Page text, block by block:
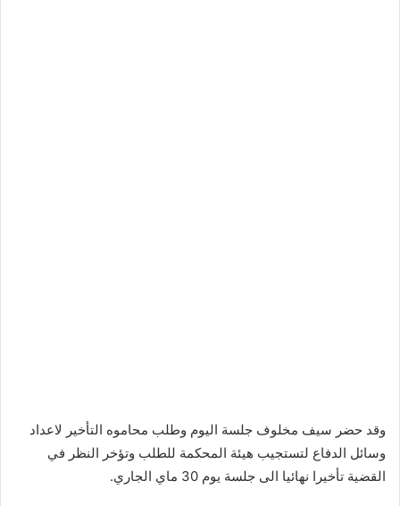
وقد حضر سيف مخلوف جلسة اليوم وطلب محاموه التأخير لاعداد
وسائل الدفاع لتستجيب هيئة المحكمة للطلب وتؤخر النظر في
القضية تأخيرا نهائيا الى جلسة يوم 30 ماي الجاري.